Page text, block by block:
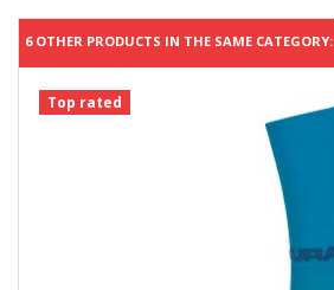
6 OTHER PRODUCTS IN THE SAME CATEGORY:
Top rated